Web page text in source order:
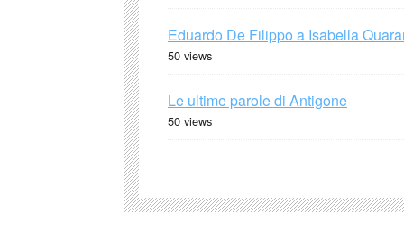
Eduardo De Filippo a Isabella
50 views
Le ultime parole di Antigone
50 views